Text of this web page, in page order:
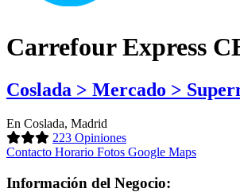
Carrefour Express
Coslada > Mercado >
En Coslada, Madrid
223 Opiniones
Contacto Horario Fotos Google Maps
Información del Negocio: